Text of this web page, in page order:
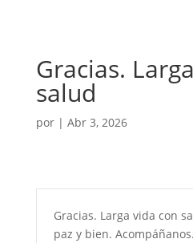
Gracias.
salud
por | Abr 3, 2026
Gracias. Larga vida con
paz y bien.